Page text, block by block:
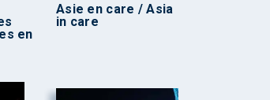
en
Asie en care / Asia
in care